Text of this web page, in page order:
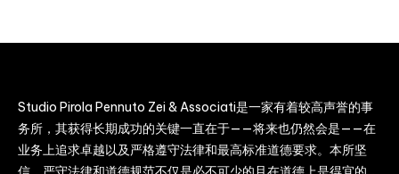
Studio Pirola Pennuto Zei & Associati是一家有着较高声誉的事
务所，其获得长期成功的关键一直在于——将来也仍然会是——在
业务上追求卓越以及严格遵守法律和最高标准道德要求。本所坚